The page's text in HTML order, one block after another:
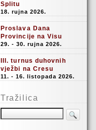
Splitu
18. rujna 2026.
Proslava Dana
Provincije na Visu
29. - 30. rujna 2026.
III. turnus duhovnih
vježbi na Cresu
11. - 16. listopada 2026.
Tražilica